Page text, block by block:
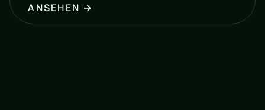
ANSEHEN →